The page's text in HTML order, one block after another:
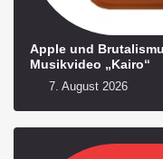
Apple und
Musikvideo „Kairo“
7. August 2026